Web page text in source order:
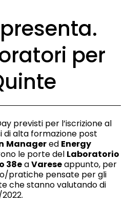
per
previsti per l’iscrizione al
di alta formazione post
Managered Energy
le porte del Laboratorio
38eaVareseappunto, per
pratiche pensate per gli
che stanno valutando di